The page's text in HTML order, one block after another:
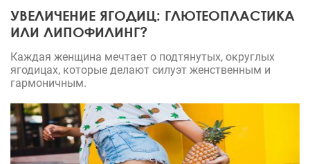
УВЕЛИЧЕНИЕ ЯГОДИЦ: ГЛЮТЕОПЛАСТИКА
ИЛИ ЛИПОФИЛИНГ?
Каждая женщина мечтает о подтянутых, округлых
ягодицах, которые делают силуэт женственным и
гармоничным.